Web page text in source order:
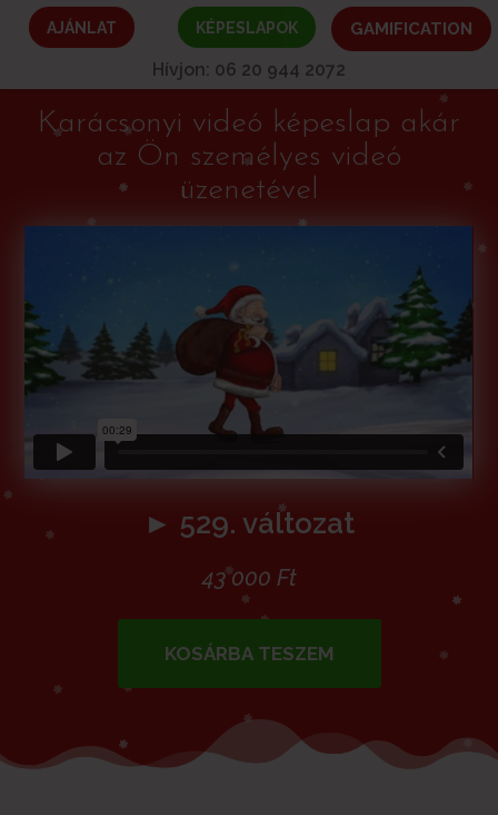
AJÁNLAT KÉPESLAPOK GAMIFICATION
Hívjon: 06 20 944 2072
Karácsonyi videó képeslap akár
az Ön személyes videó
üzenetével
► 529. változat
43 000 Ft
KOSÁRBA TESZEM